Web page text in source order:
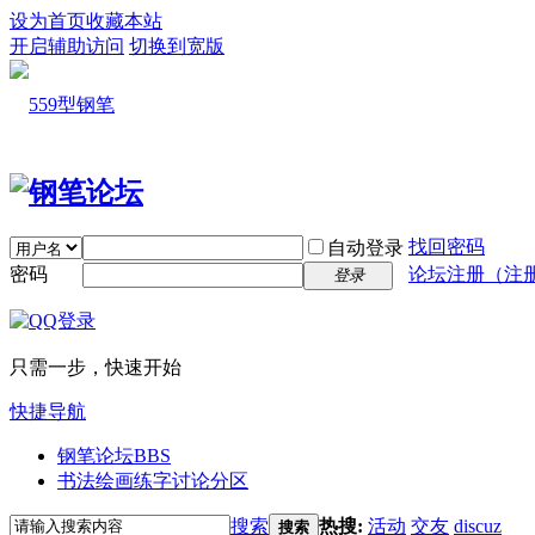
设为首页收藏本站
开启辅助访问 切换到宽版
自动登录 找回密码
密码
登录 论坛注册（注
只需一步，快速开始
快捷导航
钢笔论坛BBS
书法绘画练字讨论分区
搜索 搜索 热搜: 活动 交友 discuz